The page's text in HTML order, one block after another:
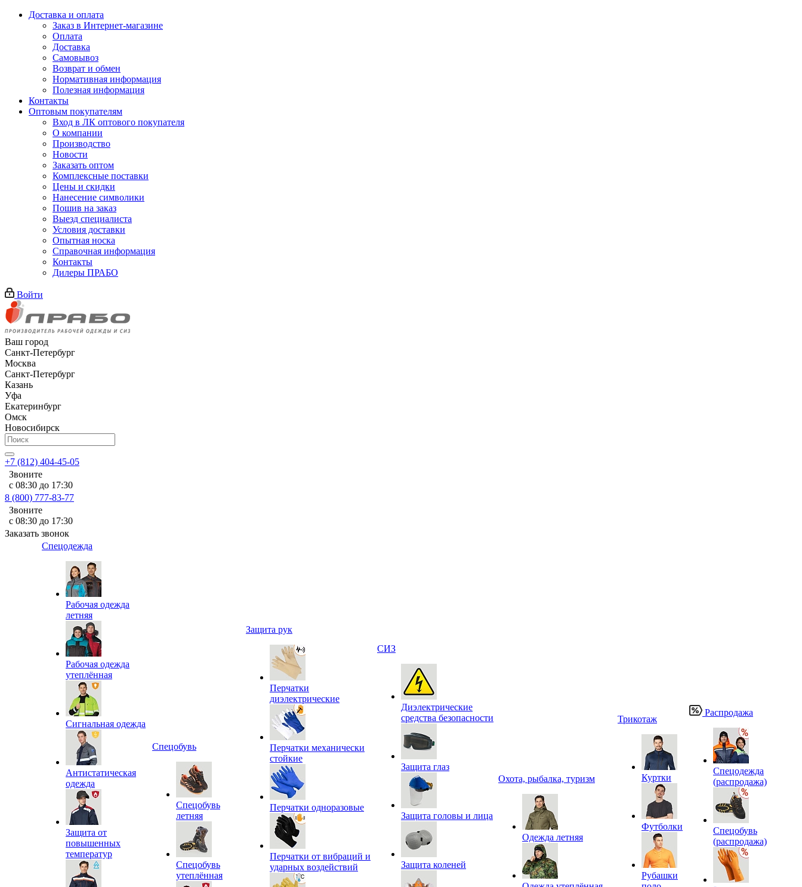
Доставка и оплата
Заказ в Интернет-магазине
Оплата
Доставка
Самовывоз
Возврат и обмен
Нормативная информация
Полезная информация
Контакты
Оптовым покупателям
Вход в ЛК оптового покупателя
О компании
Производство
Новости
Заказать оптом
Комплексные поставки
Цены и скидки
Нанесение символики
Пошив на заказ
Выезд специалиста
Условия доставки
Опытная носка
Справочная информация
Контакты
Дилеры ПРАБО
Войти
Ваш город
Санкт-Петербург
Москва
Санкт-Петербург
Казань
Уфа
Екатеринбург
Омск
Новосибирск
+7 (812) 404-45-05
Звоните
с 08:30 до 17:30
8 (800) 777-83-77
Звоните
с 08:30 до 17:30
Заказать звонок
Спецодежда
Рабочая одежда
летняя
Рабочая одежда
утеплённая
Сигнальная одежда
Антистатическая
одежда
Защита от
повышенных
температур
Спецобувь
Спецобувь
летняя
Спецобувь
утеплённая
Защита рук
Перчатки
диэлектрические
Перчатки механически
стойкие
Перчатки одноразовые
Перчатки от вибраций и
ударных воздействий
СИЗ
Диэлектрические
средства безопасности
Защита глаз
Защита головы и лица
Защита коленей
Охота, рыбалка, туризм
Одежда летняя
Трикотаж
Куртки
Футболки
Рубашки
Распродажа
Спецодежда
(распродажа)
Спецобувь
(распродажа)